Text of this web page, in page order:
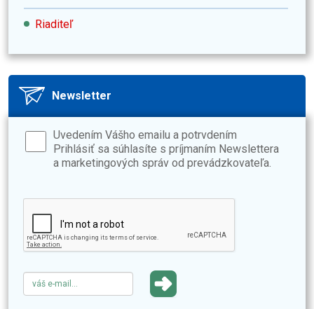
Riaditeľ
Newsletter
Uvedením Vášho emailu a potrvdením
Prihlásiť sa súhlasíte s príjmaním Newslettera
a marketingových správ od prevádzkovateľa.